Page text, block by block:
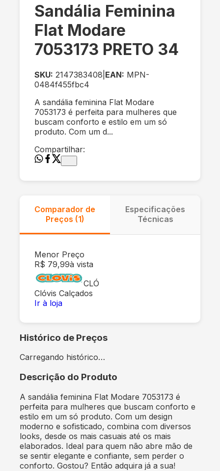
Sandália Feminina
Flat Modare
7053173 PRETO 34
SKU: 2147383408 EAN: MPN-
0484f455fbc4
A sandália feminina Flat Modare
7053173 é perfeita para mulheres que
buscam conforto e estilo em um só
produto. Com um d...
Compartilhar:
Comparador de
Preços (1)
Especificações
Técnicas
Menor Preço
R$ 79,99à vista
CLÓ
Clóvis Calçados
Ir à loja
Histórico de Preços
Carregando histórico…
Descrição do Produto
A sandália feminina Flat Modare 7053173 é
perfeita para mulheres que buscam conforto e
estilo em um só produto. Com um design
moderno e sofisticado, combina com diversos
looks, desde os mais casuais até os mais
elaborados. Ideal para quem não abre mão de
se sentir elegante e confiante, sem perder o
conforto. Gostou? Então adquira já a sua!